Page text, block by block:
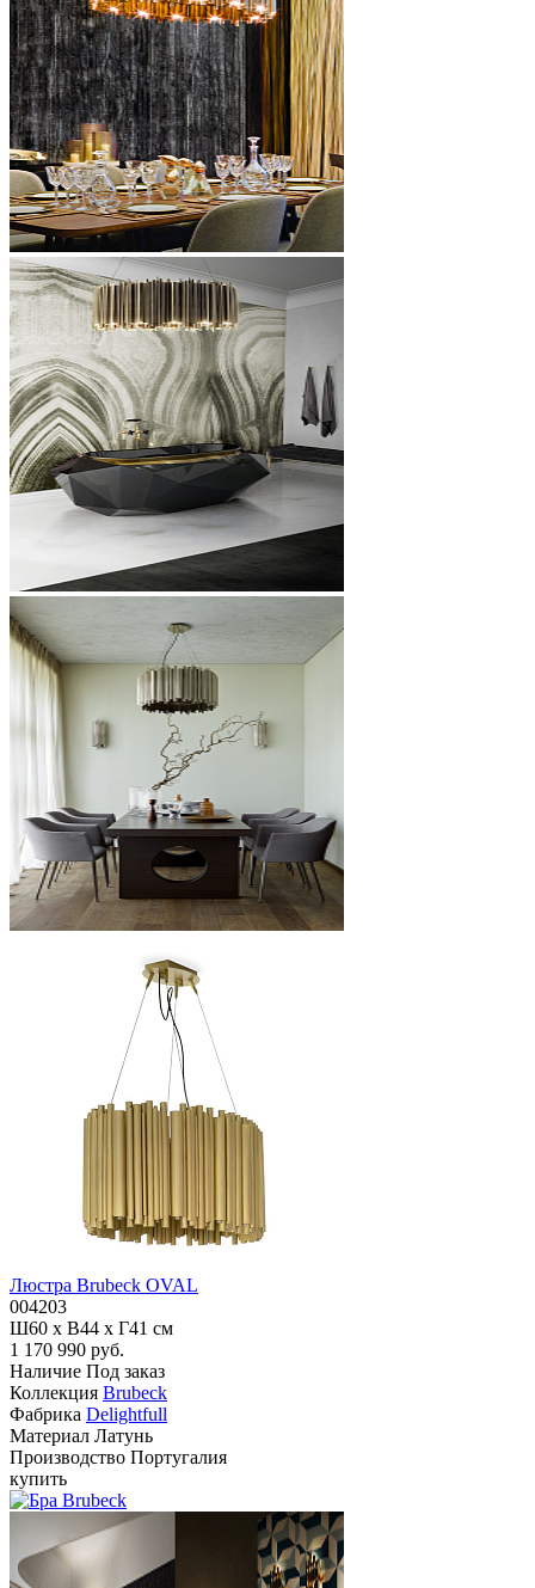
Люстра Brubeck OVAL
004203
Ш60 x В44 x Г41 см
1 170 990 руб.
Наличие Под заказ
Коллекция Brubeck
Фабрика Delightfull
Материал Латунь
Производство Португалия
купить